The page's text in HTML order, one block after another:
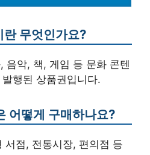
란 무엇인가요?
음악, 책, 게임 등 문화 콘텐
행된 상품권입니다.
어떻게 구매하나요?
서점, 전통시장, 편의점 등